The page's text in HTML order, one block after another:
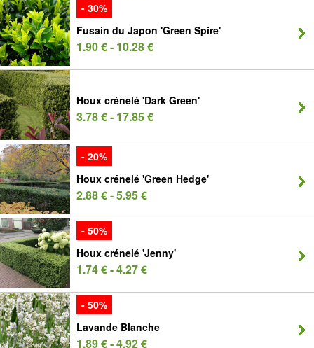
- 30%
Fusain du Japon 'Green Spire'
1.90 € - 10.28 €
Houx crénelé 'Dark Green'
3.78 € - 17.85 €
- 20%
Houx crénelé 'Green Hedge'
2.88 € - 5.95 €
- 50%
Houx crénelé 'Jenny'
1.74 € - 4.27 €
- 50%
Lavande Blanche
1.89 € - 4.92 €